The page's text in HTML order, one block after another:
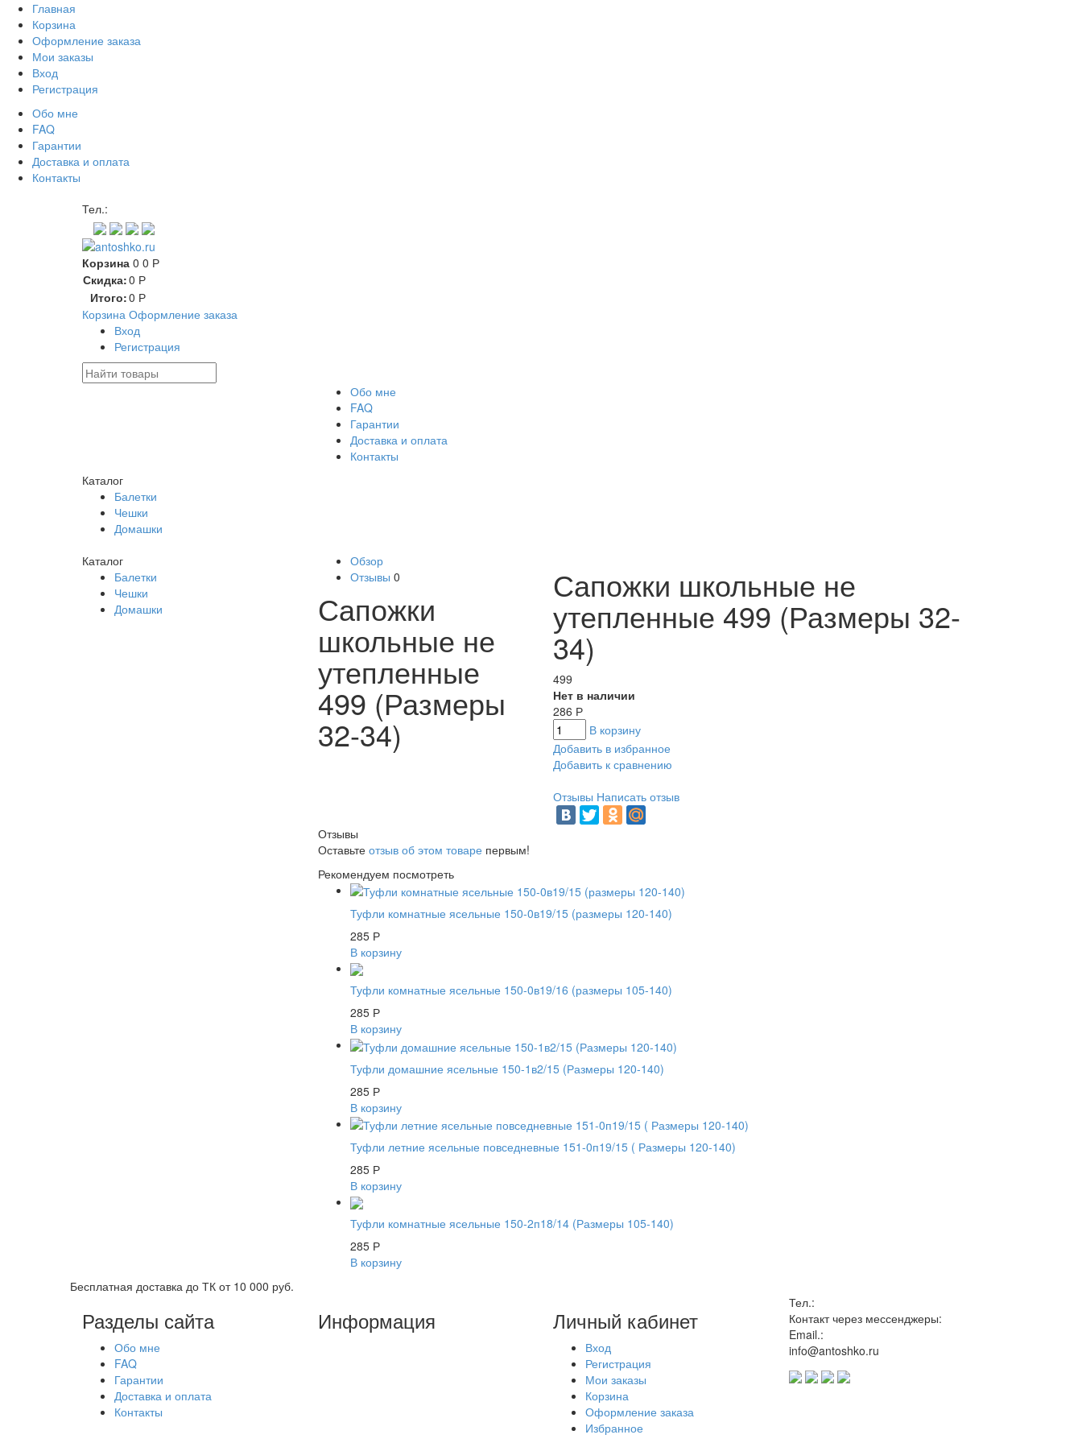
Главная
Корзина
Оформление заказа
Мои заказы
Вход
Регистрация
Обо мне
FAQ
Гарантии
Доставка и оплата
Контакты
Тел.:
Корзина 0 0 Р
Скидка:0 Р
Итого:0 Р
Корзина Оформление заказа
Вход
Регистрация
Обо мне
FAQ
Гарантии
Доставка и оплата
Контакты
Каталог
Балетки
Чешки
Домашки
Каталог
Балетки
Чешки
Домашки
Обзор
Отзывы 0
Сапожки
школьные не
утепленные
499 (Размеры
32-34)
Сапожки школьные не
утепленные 499 (Размеры 32-
34)
499
Нет в наличии
286 Р
В корзину
Добавить в избранное
Добавить к сравнению
Отзывы Написать отзыв
Отзывы
Оставьте отзыв об этом товаре первым!
Рекомендуем посмотреть
Туфли комнатные ясельные 150-0в19/15 (размеры 120-140)
285 Р
В корзину
Туфли комнатные ясельные 150-0в19/16 (размеры 105-140)
285 Р
В корзину
Туфли домашние ясельные 150-1в2/15 (Размеры 120-140)
285 Р
В корзину
Туфли летние ясельные повседневные 151-0п19/15 ( Размеры 120-140)
285 Р
В корзину
Туфли комнатные ясельные 150-2п18/14 (Размеры 105-140)
285 Р
В корзину
Бесплатная доставка до ТК от 10 000 руб.
Разделы сайта
Обо мне
FAQ
Гарантии
Доставка и оплата
Контакты
Информация Личный кабинет
Вход
Регистрация
Мои заказы
Корзина
Оформление заказа
Избранное
Тел.:
Контакт через мессенджеры:
Email.:
info@antoshko.ru